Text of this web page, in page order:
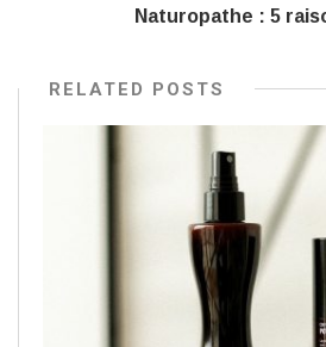
Naturopathe : 5
RELATED POSTS